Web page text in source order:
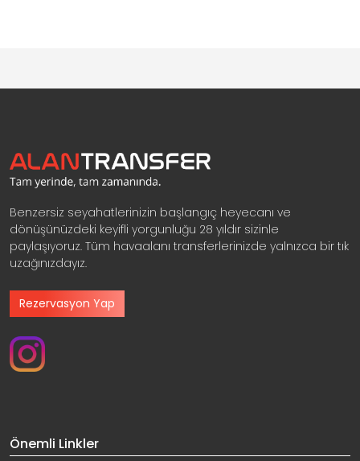
Benzersiz seyahatlerinizin başlangıç heyecanı ve
dönüşünüzdeki keyifli yorgunluğu 28 yıldır sizinle
paylaşıyoruz. Tüm havaalanı transferlerinizde yalnızca bir tık
uzağınızdayız.
Rezervasyon Yap
Önemli Linkler